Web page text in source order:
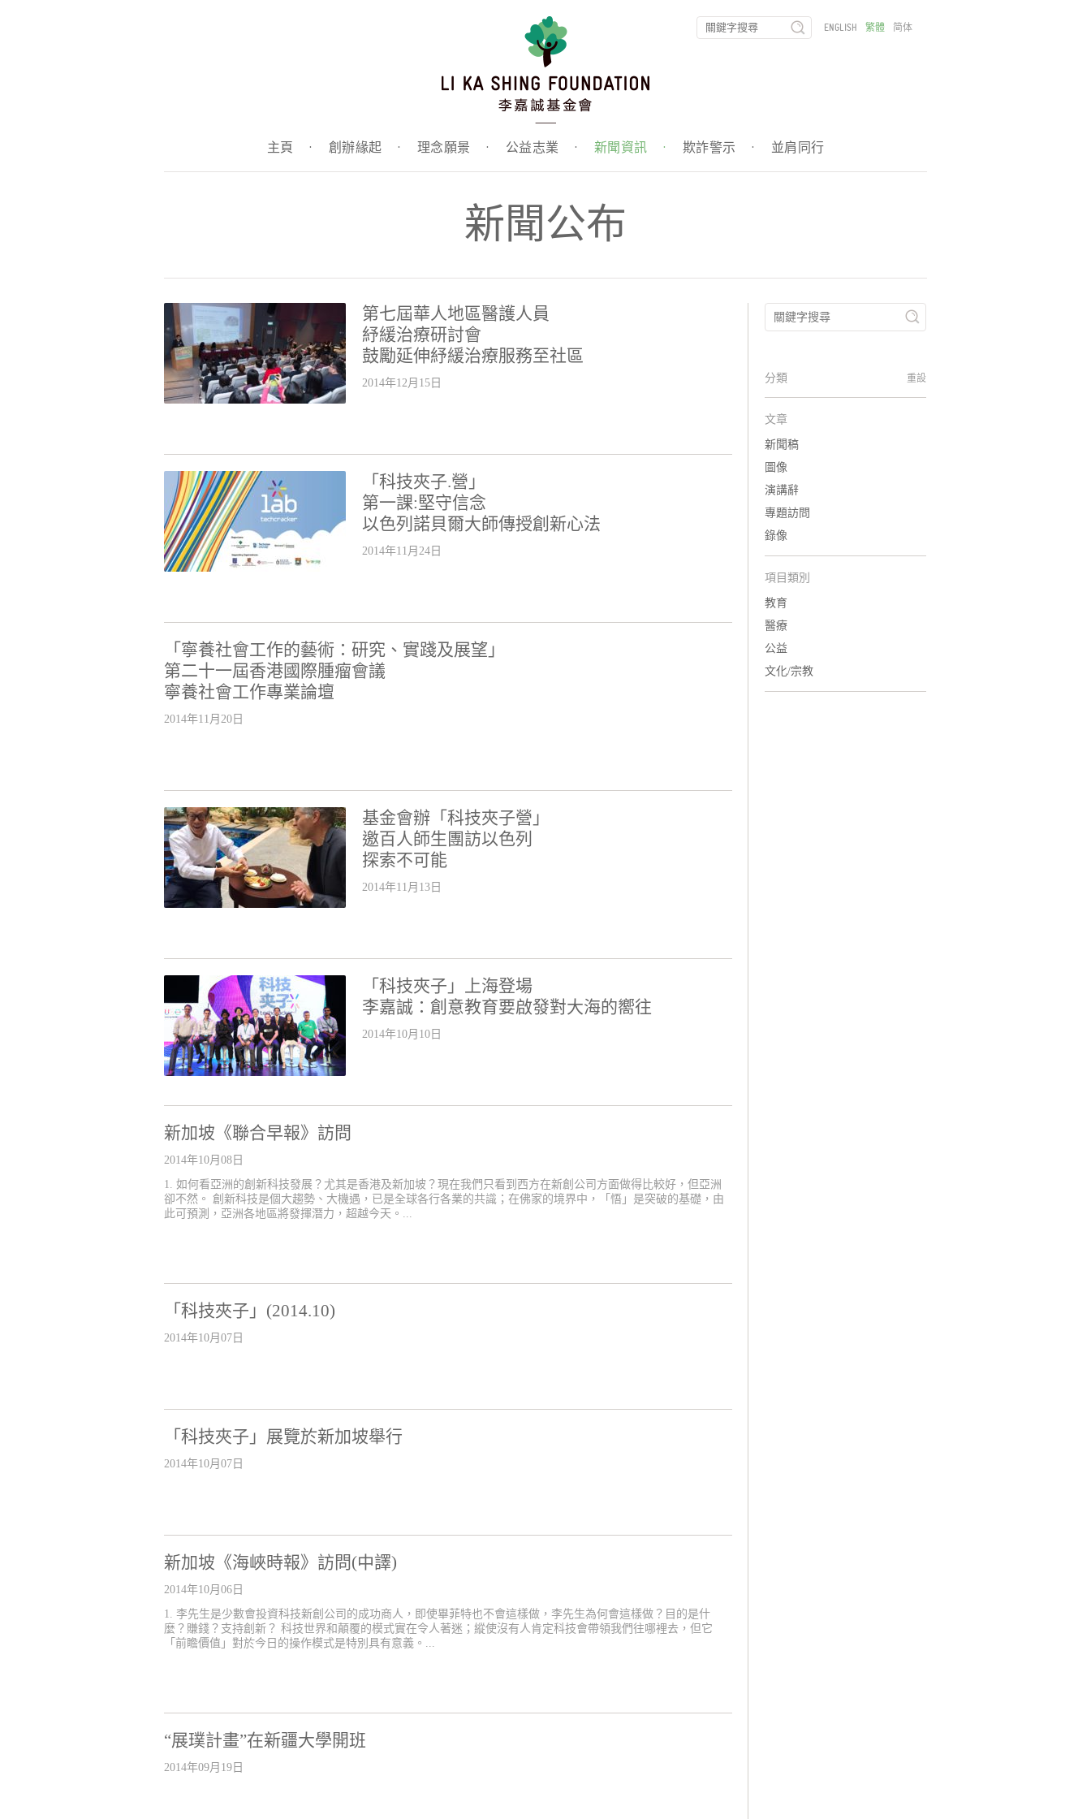
主頁 · 創辦緣起 · 理念願景 · 公益志業 · 新聞資訊 · 欺詐警示 · 並肩同行
ENGLISH 繁體 简体
新聞公布
第七屆華人地區醫護人員
紓緩治療研討會
鼓勵延伸紓緩治療服務至社區
2014年12月15日
「科技夾子.營」
第一課:堅守信念
以色列諾貝爾大師傳授創新心法
2014年11月24日
「寧養社會工作的藝術：研究、實踐及展望」
第二十一屆香港國際腫瘤會議
寧養社會工作專業論壇
2014年11月20日
基金會辦「科技夾子營」
邀百人師生團訪以色列
探索不可能
2014年11月13日
「科技夾子」上海登場
李嘉誠：創意教育要啟發對大海的嚮往
2014年10月10日
新加坡《聯合早報》訪問
2014年10月08日
1. 如何看亞洲的創新科技發展？尤其是香港及新加坡？現在我們只看到西方在新創公司方面做得比較好，但亞洲
卻不然。 創新科技是個大趨勢、大機遇，已是全球各行各業的共識；在佛家的境界中，「悟」是突破的基礎，由
此可預測，亞洲各地區將發揮潛力，超越今天。...
「科技夾子」(2014.10)
2014年10月07日
「科技夾子」展覽於新加坡舉行
2014年10月07日
新加坡《海峽時報》訪問(中譯)
2014年10月06日
1. 李先生是少數會投資科技新創公司的成功商人，即使畢菲特也不會這樣做，李先生為何會這樣做？目的是什
麼？賺錢？支持創新？ 科技世界和顛覆的模式實在令人著迷；縱使沒有人肯定科技會帶領我們往哪裡去，但它
「前瞻價值」對於今日的操作模式是特別具有意義。...
“展璞計畫”在新疆大學開班
2014年09月19日
分類 重設
文章
新聞稿
圖像
演講辭
專題訪問
錄像
項目類別
教育
醫療
公益
文化/宗教